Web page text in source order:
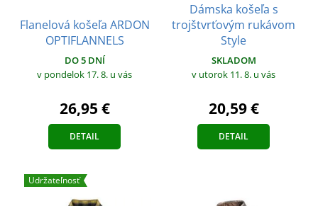
Flanelová košeľa ARDON
OPTIFLANNELS
DO 5 DNÍ
v pondelok 17. 8. u vás
26,95 €
DETAIL
Dámska košeľa s
trojštvrťovým rukávom
Style
SKLADOM
v utorok 11. 8. u vás
20,59 €
DETAIL
Udržateľnosť